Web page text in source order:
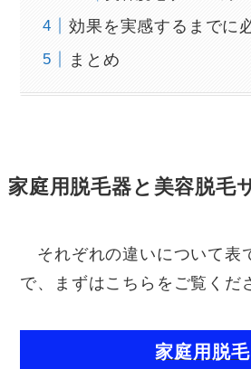
効果を実感するまでに
まとめ
家庭用脱毛器と美容脱毛
それぞれの違いについて表
で、まずはこちらをご覧くだ
家庭用脱毛